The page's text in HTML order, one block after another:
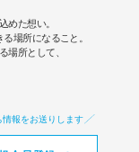
めた想い。
場所になること。
場所として、
情報をお送りします